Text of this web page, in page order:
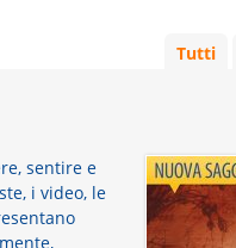
Tutti
sentire e
i video, le